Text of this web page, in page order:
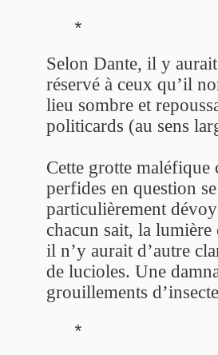
*
Selon Dante, il y
réservé à ceux qu’il
lieu sombre et
politicards (au sens
Cette grotte maléfique
perfides en question
particulièrement
chacun sait, la
il n’y aurait d’autre
de lucioles. Une
grouillements
*